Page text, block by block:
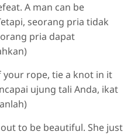
A man can be
seorang pria tidak
pria dapat
your rope, tie a knot in it
ujung tali Anda, ikat
to be beautiful. She just